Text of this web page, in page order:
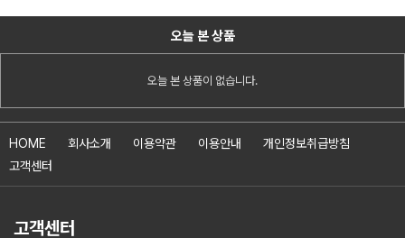
오늘 본 상품
오늘 본 상품이 없습니다.
HOME 회사소개 이용약관 이용안내
개인정보취급방침
고객센터
고객센터